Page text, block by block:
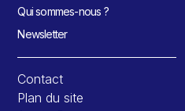
Qui sommes-nous ?
Newsletter
Contact
Plan du site